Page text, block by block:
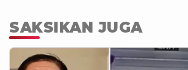
SAKSIKAN JUGA